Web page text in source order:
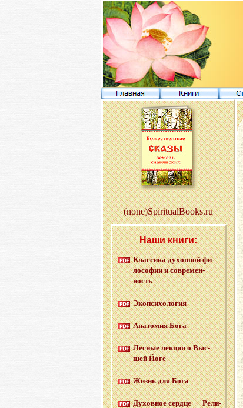
(none)SpiritualBooks.ru
Наши книги:
Клас­си­ка ду­хов­ной фи­
ло­со­фии и со­вре­мен­
ность
Эко­пси­хо­ло­гия
Ана­то­мия Бога
Лес­ные лек­ции о Выс­
шей Йоге
Жизнь для Бога
Ду­хов­ное серд­це — Ре­ли­